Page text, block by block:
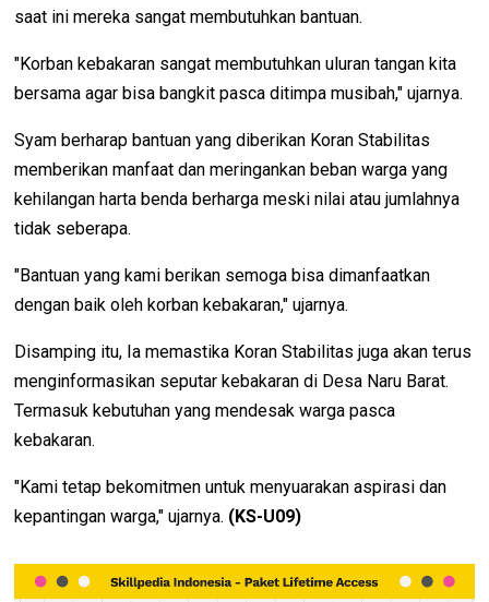
saat ini mereka sangat membutuhkan bantuan.
"Korban kebakaran sangat membutuhkan uluran tangan kita
bersama agar bisa bangkit pasca ditimpa musibah," ujarnya.
Syam berharap bantuan yang diberikan Koran Stabilitas
memberikan manfaat dan meringankan beban warga yang
kehilangan harta benda berharga meski nilai atau jumlahnya
tidak seberapa.
"Bantuan yang kami berikan semoga bisa dimanfaatkan
dengan baik oleh korban kebakaran," ujarnya.
Disamping itu, Ia memastika Koran Stabilitas juga akan terus
menginformasikan seputar kebakaran di Desa Naru Barat.
Termasuk kebutuhan yang mendesak warga pasca
kebakaran.
"Kami tetap bekomitmen untuk menyuarakan aspirasi dan
kepantingan warga," ujarnya. (KS-U09)